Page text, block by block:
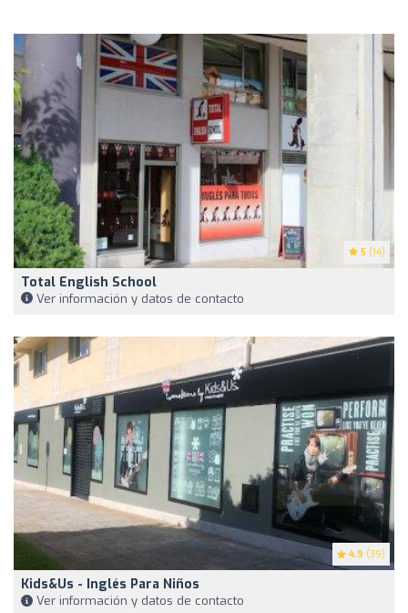
5 (14)
Total English School
Ver información y datos de contacto
4.9 (39)
Kids&Us - Inglés Para Niños
Ver información y datos de contacto